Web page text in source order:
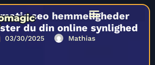
seo hemmeligheder
du din online synlighed
03/30/2025 Mathias